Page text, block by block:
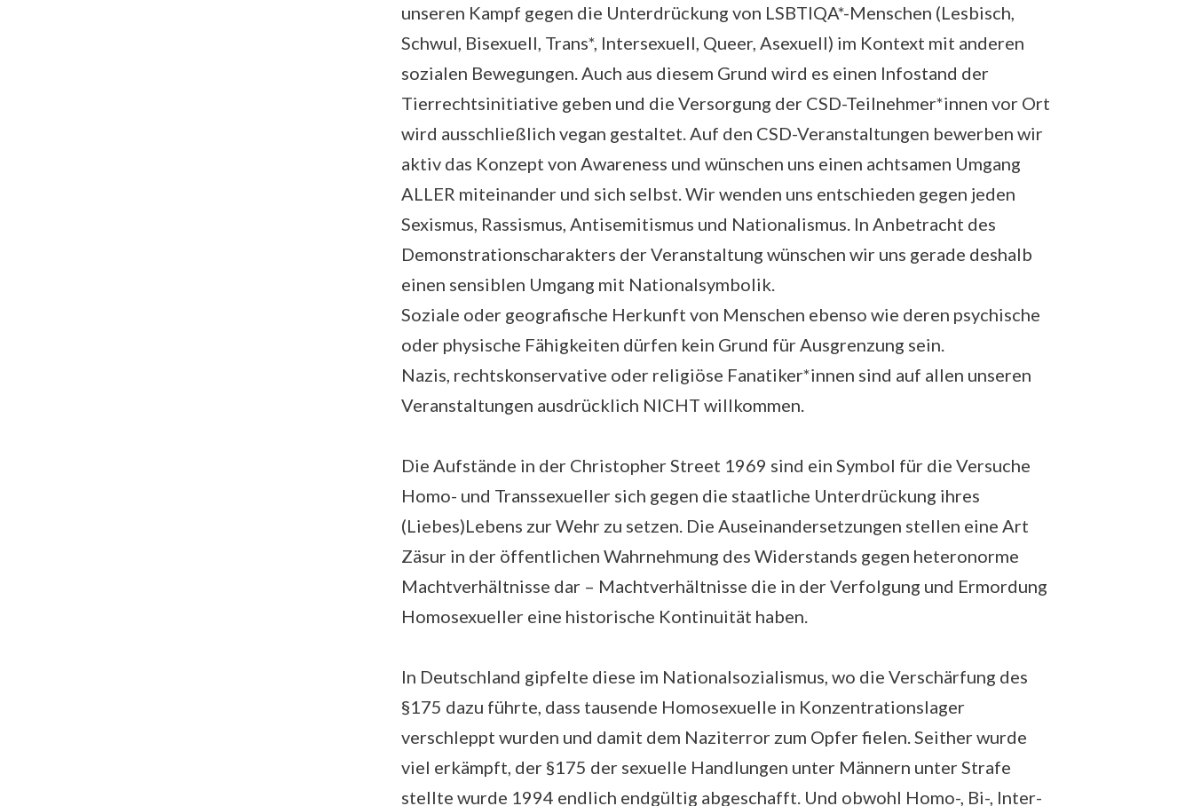
unseren Kampf gegen die Unterdrückung von LSBTIQA*-Menschen (Lesbisch,
Schwul, Bisexuell, Trans*, Intersexuell, Queer, Asexuell) im Kontext mit anderen
sozialen Bewegungen. Auch aus diesem Grund wird es einen Infostand der
Tierrechtsinitiative geben und die Versorgung der CSD-Teilnehmer*innen vor Ort
wird ausschließlich vegan gestaltet. Auf den CSD-Veranstaltungen bewerben wir
aktiv das Konzept von Awareness und wünschen uns einen achtsamen Umgang
ALLER miteinander und sich selbst. Wir wenden uns entschieden gegen jeden
Sexismus, Rassismus, Antisemitismus und Nationalismus. In Anbetracht des
Demonstrationscharakters der Veranstaltung wünschen wir uns gerade deshalb
einen sensiblen Umgang mit Nationalsymbolik.
Soziale oder geografische Herkunft von Menschen ebenso wie deren psychische
oder physische Fähigkeiten dürfen kein Grund für Ausgrenzung sein.
Nazis, rechtskonservative oder religiöse Fanatiker*innen sind auf allen unseren
Veranstaltungen ausdrücklich NICHT willkommen.
Die Aufstände in der Christopher Street 1969 sind ein Symbol für die Versuche
Homo- und Transsexueller sich gegen die staatliche Unterdrückung ihres
(Liebes)Lebens zur Wehr zu setzen. Die Auseinandersetzungen stellen eine Art
Zäsur in der öffentlichen Wahrnehmung des Widerstands gegen heteronorme
Machtverhältnisse dar – Machtverhältnisse die in der Verfolgung und Ermordung
Homosexueller eine historische Kontinuität haben.
In Deutschland gipfelte diese im Nationalsozialismus, wo die Verschärfung des
§175 dazu führte, dass tausende Homosexuelle in Konzentrationslager
verschleppt wurden und damit dem Naziterror zum Opfer fielen. Seither wurde
viel erkämpft, der §175 der sexuelle Handlungen unter Männern unter Strafe
stellte wurde 1994 endlich endgültig abgeschafft. Und obwohl Homo-, Bi-, Inter-